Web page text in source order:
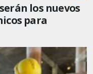
los nuevos
para